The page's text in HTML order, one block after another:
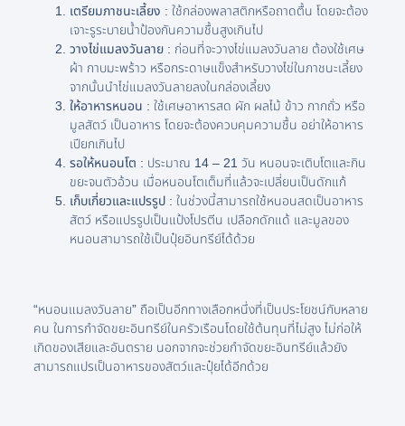
เตรียมภาชนะเลี้ยง : ใช้กล่องพลาสติกหรือถาดตื้น โดยจะต้อง
เจาะรูระบายน้ำป้องกันความชื้นสูงเกินไป
วางไข่แมลงวันลาย : ก่อนที่จะวางไข่แมลงวันลาย ต้องใช้เศษ
ผ้า กาบมะพร้าว หรือกระดาษแข็งสำหรับวางไข่ในภาชนะเลี้ยง
จากนั้นนำไข่แมลงวันลายลงในกล่องเลี้ยง
ให้อาหารหนอน : ใช้เศษอาหารสด ผัก ผลไม้ ข้าว กากถั่ว หรือ
มูลสัตว์ เป็นอาหาร โดยจะต้องควบคุมความชื้น อย่าให้อาหาร
เปียกเกินไป
รอให้หนอนโต : ประมาณ 14 – 21 วัน หนอนจะเติบโตและกิน
ขยะจนตัวอ้วน เมื่อหนอนโตเต็มที่แล้วจะเปลี่ยนเป็นดักแก้
เก็บเกี่ยวและแปรรูป : ในช่วงนี้สามารถใช้หนอนสดเป็นอาหาร
สัตว์ หรือแปรรูปเป็นแป้งโปรตีน เปลือกดักแด้ และมูลของ
หนอนสามารถใช้เป็นปุ๋ยอินทรีย์ได้ด้วย
“หนอนแมลงวันลาย” ถือเป็นอีกทางเลือกหนึ่งที่เป็นประโยชน์กับหลาย
คน ในการกำจัดขยะอินทรีย์ในครัวเรือนโดยใช้ต้นทุนที่ไม่สูง ไม่ก่อให้
เกิดของเสียและอันตราย นอกจากจะช่วยกำจัดขยะอินทรีย์แล้วยัง
สามารถแปรเป็นอาหารของสัตว์และปุ๋ยได้อีกด้วย